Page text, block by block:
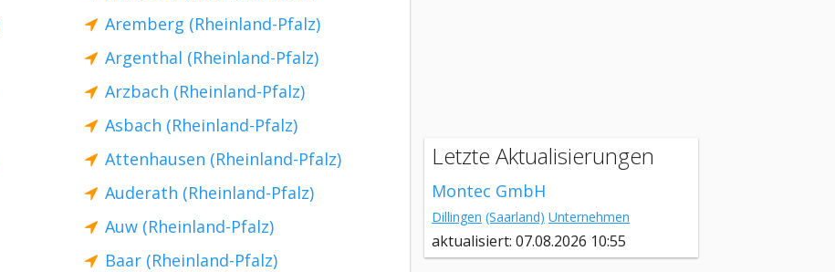
Aremberg (Rheinland-Pfalz)
Argenthal (Rheinland-Pfalz)
Arzbach (Rheinland-Pfalz)
Asbach (Rheinland-Pfalz)
Attenhausen (Rheinland-Pfalz)
Auderath (Rheinland-Pfalz)
Auw (Rheinland-Pfalz)
Baar (Rheinland-Pfalz)
Letzte Aktualisierungen
Montec GmbH
Dillingen (Saarland) Unternehmen
aktualisiert: 07.08.2026 10:55